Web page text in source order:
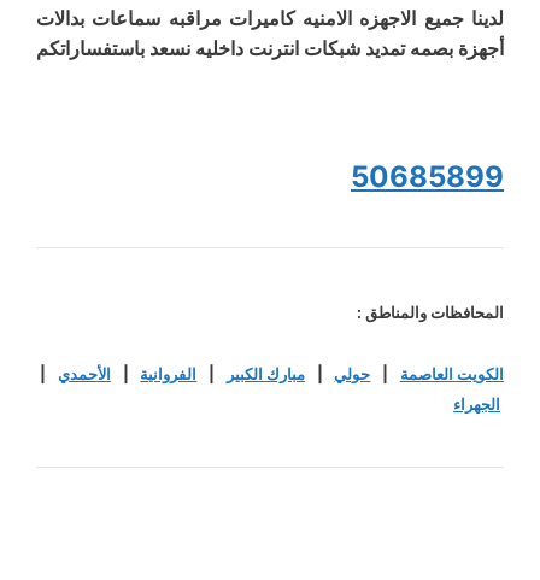
لدينا جميع الاجهزه الامنيه كاميرات مراقبه سماعات بدالات
أجهزة بصمه تمديد شبكات انترنت داخليه نسعد باستفساراتكم
50685899
المحافظات والمناطق :
الكويت العاصمة حولي|مبارك الكبير الفروانية الأحمدي
الجهراء